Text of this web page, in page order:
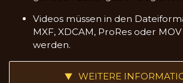
Videos müssen in den
MXF, XDCAM, ProRes oder
werden.
WEITERE